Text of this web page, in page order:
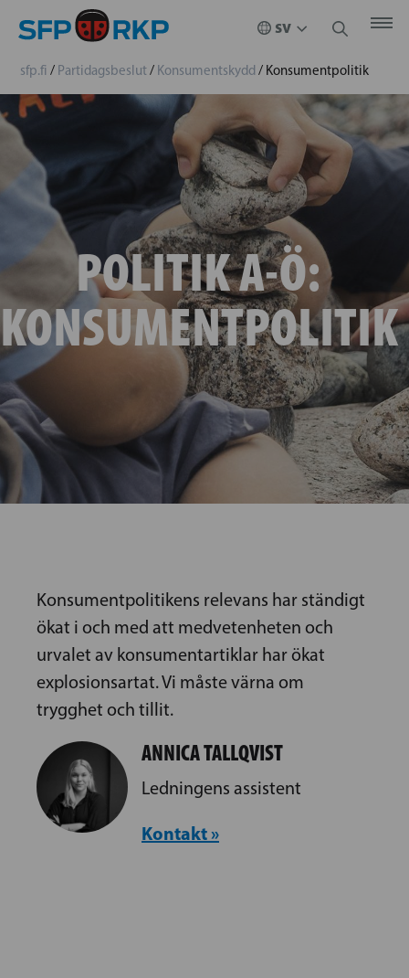
sfp.fi / Partidagsbeslut/ Konsumentskydd / Konsumentpolitik
POLITIK A-Ö:
KONSUMENTPOLITIK
Konsumentpolitikens relevans har ständigt
ökat i och med att medvetenheten och
urvalet av konsumentartiklar har ökat
explosionsartat. Vi måste värna om
trygghet och tillit.
ANNICA TALLQVIST
Ledningens assistent
Kontakt »